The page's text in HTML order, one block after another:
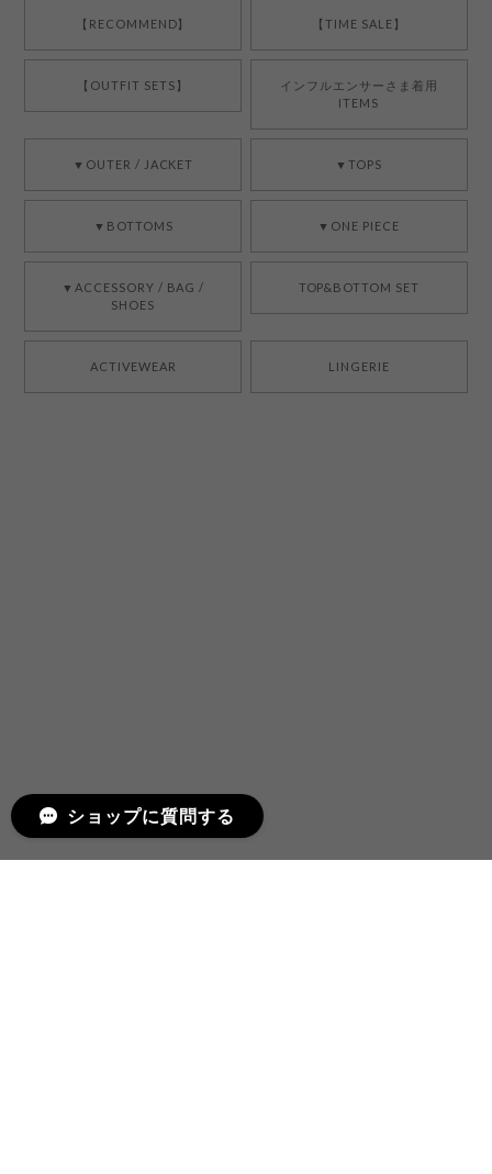
【RECOMMEND】 【TIME SALE】
【OUTFIT SETS】
インフルエンサーさま着用
ITEMS
▼OUTER / JACKET ▼TOPS
▼BOTTOMS ▼ONE PIECE
▼ACCESSORY / BAG /
SHOES
TOP&BOTTOM SET
ACTIVEWEAR LINGERIE
ショップに質問する